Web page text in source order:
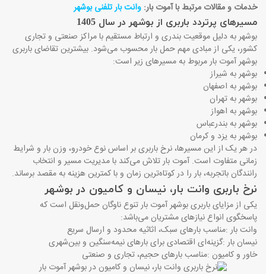
خدمات و مقالات مرتبط با آموت بار: وانت بار تلفنی بوشهر
مسیرهای پرتردد باربری از بوشهر در سال 1405
بوشهر به دلیل موقعیت بندری و ارتباط مستقیم با مراکز صنعتی و تجاری
کشور، یکی از مبادی مهم حمل بار محسوب می‌شود. بیشترین تقاضای باربری
بوشهر آموت بار مربوط به مسیرهای زیر است:
بوشهر به شیراز
بوشهر به اصفهان
بوشهر به تهران
بوشهر به اهواز
بوشهر به بندرعباس
بوشهر به یزد و کرمان
در هر یک از این مسیرها، نرخ باربری بر اساس نوع خودرو، وزن بار و شرایط
زمانی متفاوت است. آموت بار تلاش می‌کند با مدیریت مسیر و انتخاب
رانندگان باتجربه، بار را در کوتاه‌ترین زمان و با کمترین هزینه به مقصد برساند.
نرخ باربری وانت بار، نیسان و کامیون در بوشهر
یکی از مزایای باربری بوشهر آموت بار تنوع ناوگان حمل‌ونقل است که
پاسخگوی انواع نیازهای مشتریان می‌باشد:
وانت بار :مناسب بارهای سبک، اثاثیه محدود و ارسال سریع
نیسان بار :گزینه‌ای اقتصادی برای بارهای نیمه‌سنگین و بین‌شهری
خاور و کامیون :مناسب بارهای حجیم، تجاری و صنعتی